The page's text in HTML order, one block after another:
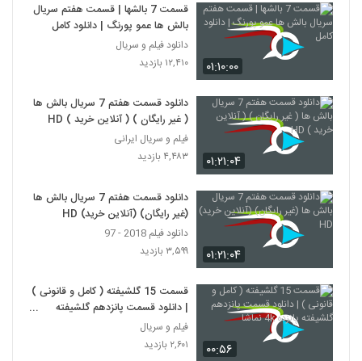
۰۱:۱۰:۰۰
قسمت 7 بالشها | قسمت هفتم سریال
بالش ها عمو پورنگ | دانلود کامل
دانلود فیلم و سریال
۱۲,۴۱۰ بازدید
۰۱:۲۱:۰۴
دانلود قسمت هفتم 7 سریال بالش ها
( غیر رایگان ) ( آنلاین خرید ) HD
فیلم و سریال ایرانی
۴,۴۸۳ بازدید
۰۱:۲۱:۰۴
دانلود قسمت هفتم 7 سریال بالش ها
(غیر رایگان) (آنلاین خرید) HD
دانلود فیلم 2018 - 97
۳,۵۹۹ بازدید
۰۰:۵۶
قسمت 15 گلشیفته ( کامل و قانونی )
| دانلود قسمت پانزدهم گلشیفته
پانزده 4k نماشا
فیلم و سریال
۲,۶۰۱ بازدید